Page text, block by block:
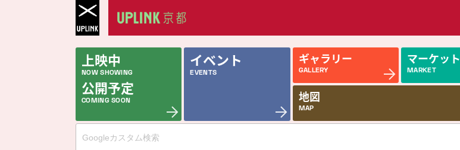
上映中
NOW SHOWING
公開予定
COMING SOON
イベント
EVENTS
ギャラリー
GALLERY
マーケット
MARKET
地図
MAP